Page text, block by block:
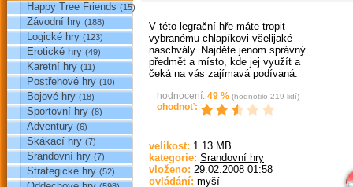
Happy Tree Friends (15)
Závodní hry (188)
Logické hry (123)
Erotické hry (49)
Karetní hry (11)
Postřehové hry (10)
Bojové hry (18)
Sportovní hry (8)
Adventury (6)
Skákací hry (7)
Srandovní hry (7)
Strategické hry (52)
V této legrační hře máte tropit
vybranému chlapíkovi všelijaké
naschvály. Najděte jenom správný
předmět a místo, kde jej využít a
čeká na vás zajímavá podívaná.
hodnocení: 49 % (hodnotilo 219 lidí)
ohodnoť:
velikost: 1.13 MB
kategorie: Srandovní hry
vloženo: 29.02.2008 01:58
ovládání: myší